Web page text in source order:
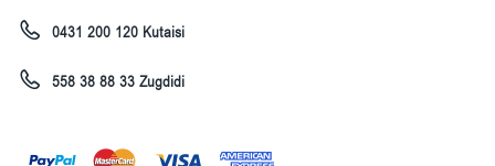
0431 200 120 Kutaisi
558 38 88 33 Zugdidi